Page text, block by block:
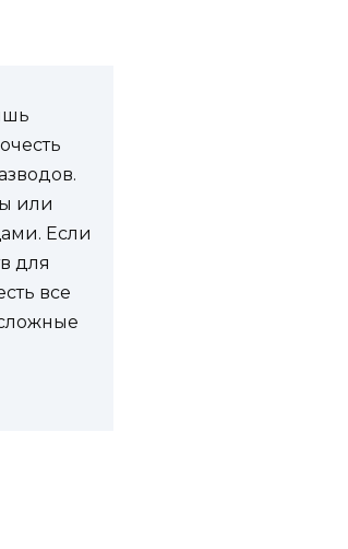
или
Если
для
все